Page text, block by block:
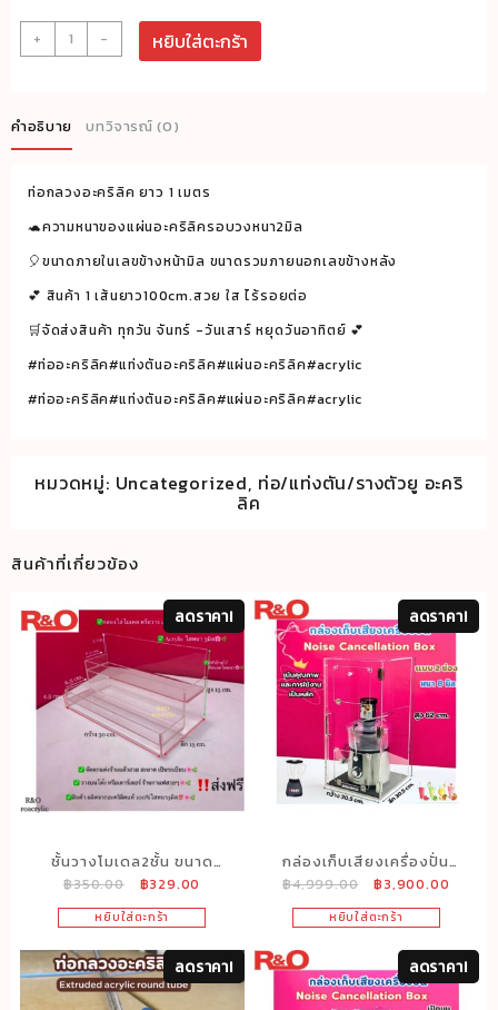
+
จำนวน
ท่อ
วง
อะค
ลิค
ขนาด
8x12
mm.
100
cm.
ชิ้น
- หยิบใส่ตะกร้า
คำอธิบาย บทวิจารณ์ (0)
ท่อกลวงอะคริลิค ยาว 1 เมตร
🐢ความหนาของแผ่นอะคริลิครอบวงหนา2มิล
🎈ขนาดภายในเลขข้างหน้ามิล ขนาดรวมภายนอกเลขข้างหลัง
💕 สินค้า 1 เส้นยาว100cm.สวย ใส ไร้รอยต่อ
🛒จัดส่งสินค้า ทุกวัน จันทร์ -วันเสาร์ หยุดวันอาทิตย์ 💕
#ท่ออะคริลิค#แท่งตันอะคริลิค#แผ่นอะคริลิค#acrylic
#ท่ออะคริลิค#แท่งตันอะคริลิค#แผ่นอะคริลิค#acrylic
หมวดหมู่: Uncategorized, ท่อ/แท่งตัน/รางตัวยู อะคริ
ลิค
สินค้าที่เกี่ยวข้อง
ลดราคา!
ชั้นวางโมเดล2ชั้น ขนาด
30x15x15 cm.
฿350.00
Original
price
was:
฿350.00.
฿329.00
price
is:
฿329.00.
หยิบใส่ตะกร้า
ลดราคา!
กล่องเก็บเสียงเครื่องปั่น
หนา8มิลรุ่นมีฝาเปิดด้าน
หน้า2ช่อง
฿4,999.00
Original
price
was:
฿4,999.00.
฿3,900.00
฿
หยิบใส่ตะกร้า
ลดราคา! ลดราคา!